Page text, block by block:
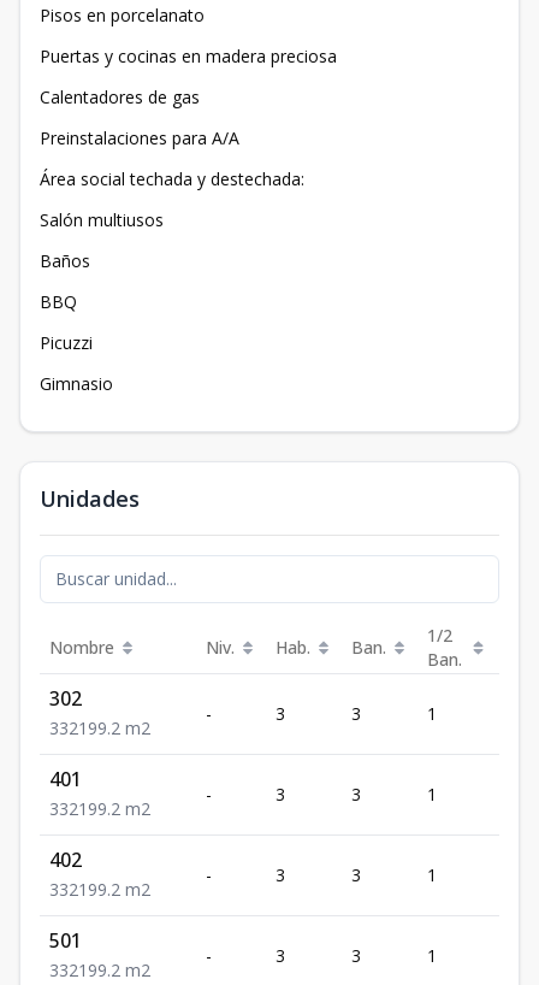
Pisos en porcelanato
Puertas y cocinas en madera preciosa
Calentadores de gas
Preinstalaciones para A/A
Área social techada y destechada:
Salón multiusos
Baños
BBQ
Picuzzi
Gimnasio
Unidades
Nombre Niv. Hab. Ban.
1/2
Ban.
302
332199.2 m2
- 3 3 1
401
332199.2 m2
- 3 3 1
402
332199.2 m2
- 3 3 1
501
332199.2 m2
- 3 3 1